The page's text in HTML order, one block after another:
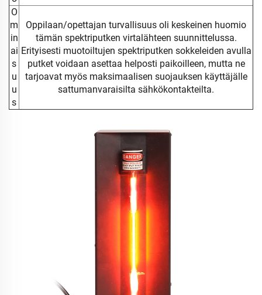
O
m
in
ai
s
u
u
s
Oppilaan/opettajan turvallisuus oli keskeinen huomio
tämän spektriputken virtalähteen suunnittelussa.
Erityisesti muotoiltujen spektriputken sokkeleiden avulla
putket voidaan asettaa helposti paikoilleen, mutta ne
tarjoavat myös maksimaalisen suojauksen käyttäjälle
sattumanvaraisilta sähkökontakteilta.